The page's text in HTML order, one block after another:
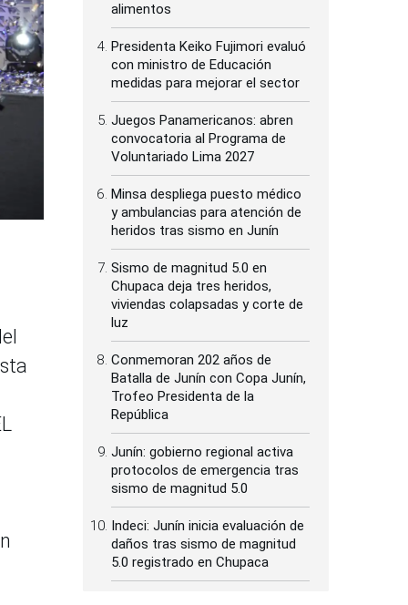
alimentos
Presidenta Keiko Fujimori evaluó
con ministro de Educación
medidas para mejorar el sector
Juegos Panamericanos: abren
convocatoria al Programa de
Voluntariado Lima 2027
Minsa despliega puesto médico
y ambulancias para atención de
heridos tras sismo en Junín
Sismo de magnitud 5.0 en
Chupaca deja tres heridos,
viviendas colapsadas y corte de
luz
Conmemoran 202 años de
Batalla de Junín con Copa Junín,
Trofeo Presidenta de la
República
Junín: gobierno regional activa
protocolos de emergencia tras
sismo de magnitud 5.0
Indeci: Junín inicia evaluación de
daños tras sismo de magnitud
5.0 registrado en Chupaca